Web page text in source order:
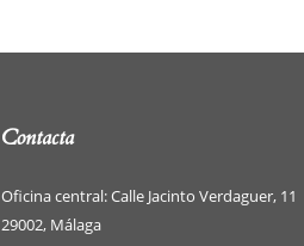
Contacta
Oficina central: Calle Jacinto Verdaguer, 11
29002, Málaga